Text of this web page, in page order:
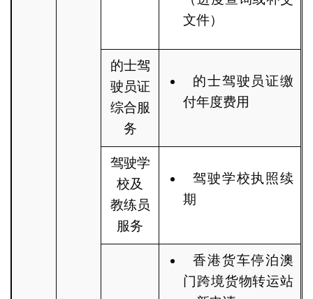
文件）
的士驾
驶员证
综合服
务
的士驾驶员证缴
付年度费用
驾驶学
校及
教练员
服务
驾驶学校执照续
期
香港货车停泊澳
门跨境货物转运站